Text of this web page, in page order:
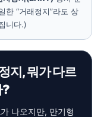
한 “거래정지”라도 상
니다.)
지, 뭐가 다르
?
가 나오지만, 만기형